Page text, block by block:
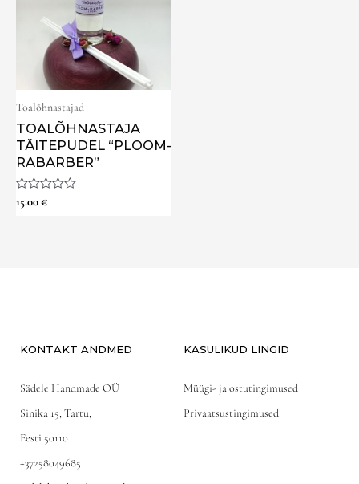
Toalõhnastajad
TOALÕHNASTAJA
TÄITEPUDEL “PLOOM-
RABARBER”
Hinnanguga
0
15.00€
KONTAKT ANDMED
Sädele Handmade OÜ
Sinika 15, Tartu,
Eesti 50110
+37258049685
KASULIKUD LINGID
Müügi- ja ostutingimused
Privaatsustingimused